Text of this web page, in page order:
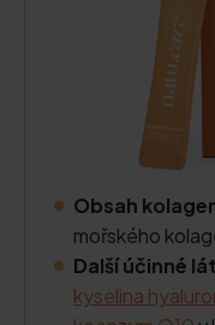
Obsah
mořského
Další účinné
kyselina